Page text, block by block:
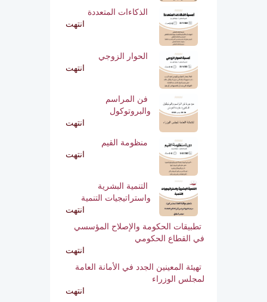
الذكاءات المتعددة
انتهت
الحوار الزوجي
انتهت
فن المراسم
والبروتوكول
انتهت
منظومة القيم
انتهت
التنمية البشرية
واستراتيجيات التنمية
انتهت
تطبيقات الحكومة والإصلاح المؤسسي
في القطاع الحكومي
انتهت
تهيئة المعينين الجدد في الأمانة العامة
لمجلس الوزراء
انتهت